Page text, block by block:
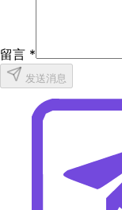
留言 *
发送消息